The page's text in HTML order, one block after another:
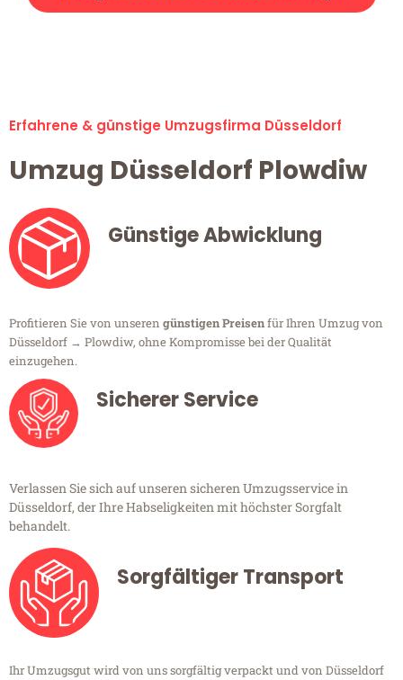
Erfahrene & günstige Umzugsfirma Düsseldorf
Umzug Düsseldorf Plowdiw
Günstige Abwicklung
Profitieren Sie von unseren günstigen Preisenfür Ihren Umzug von
Düsseldorf → Plowdiw, ohne Kompromisse bei der Qualität
einzugehen.
Sicherer Service
Verlassen Sie sich auf unseren sicheren Umzugsservice in
Düsseldorf, der Ihre Habseligkeiten mit höchster Sorgfalt
behandelt.
Sorgfältiger Transport
Ihr Umzugsgut wird von uns sorgfältig verpackt und von Düsseldorf